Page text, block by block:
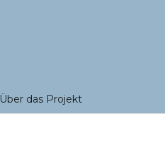
Über das Projekt